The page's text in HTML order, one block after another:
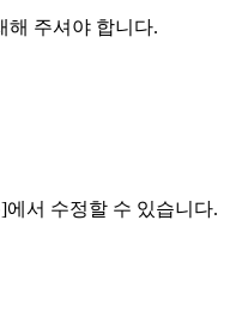
해 주셔야 합니다.
서 수정할 수 있습니다.